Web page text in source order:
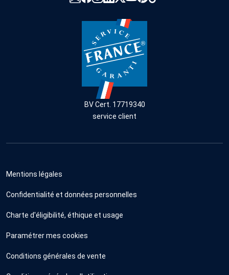
BV Cert. 17719340
service client
Mentions légales
Confidentialité et données personnelles
Charte d'éligibilité, éthique et usage
Paramétrer mes cookies
Conditions générales de vente